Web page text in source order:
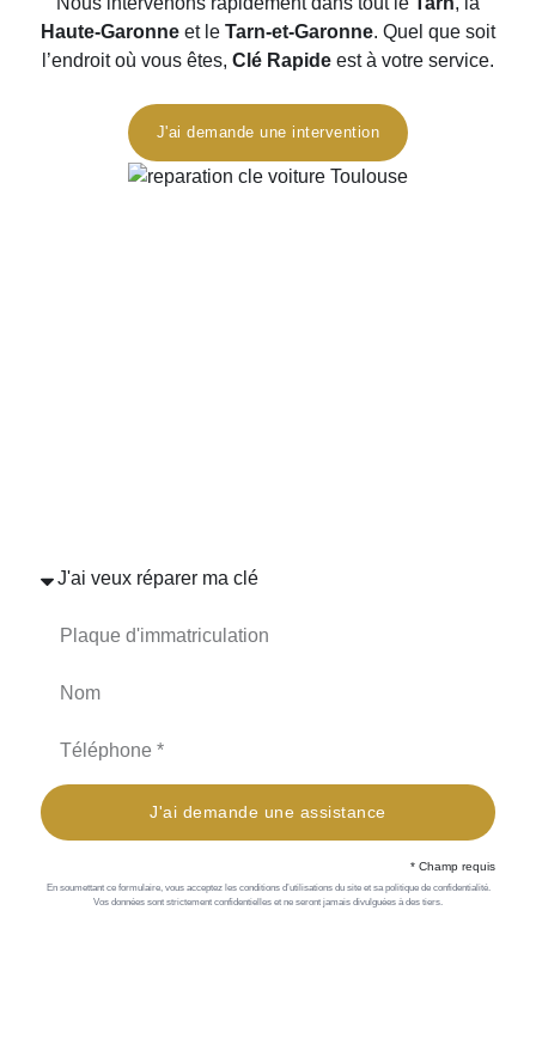
Haute-Garonne et le Tarn-et-Garonne. Quel que soit
l’endroit où vous êtes, Clé Rapide est à votre service.
J'ai demande une intervention
J'ai demande une assistance
* Champ requis
En soumettant ce formulaire, vous acceptez les conditions d’utilisations du site et sa politique de confidentialité.
Vos données sont strictement confidentielles et ne seront jamais divulguées à des tiers.